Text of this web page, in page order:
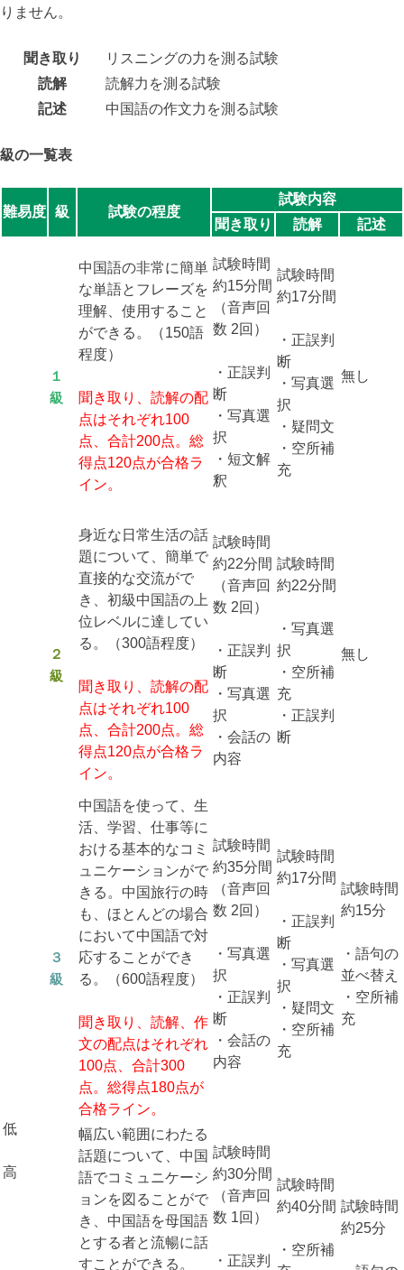
りません。
聞き取り
リスニングの力を測る試験
読解
読解力を測る試験
記述
中国語の作文力を測る試験
級の一覧表
難易度 級 試験の程度
試験内容
聞き取り
読解 記述
低
高
１
級
中国語の非常に簡単
な単語とフレーズを
理解、使用すること
ができる。（150語
程度）
聞き取り、読解の配
点はそれぞれ100
点、合計200点。総
得点120点が合格ラ
イン。
試験時間
約15分間
（音声回
数 2回）
・正誤判
断
・写真選
択
・短文解
釈
試験時間
約17分間
・正誤判
断
・写真選
択
・疑問文
・空所補
充
無し
２
級
身近な日常生活の話
題について、簡単で
直接的な交流がで
き、初級中国語の上
位レベルに達してい
る。（300語程度）
聞き取り、読解の配
点はそれぞれ100
点、合計200点。総
得点120点が合格ラ
イン。
試験時間
約22分間
（音声回
数 2回）
・正誤判
断
・写真選
択
・会話の
内容
試験時間
約22分間
・写真選
択
・空所補
充
・正誤判
断
無し
３
級
中国語を使って、生
活、学習、仕事等に
おける基本的なコミ
ュニケーションがで
きる。中国旅行の時
も、ほとんどの場合
において中国語で対
応することができ
る。（600語程度）
聞き取り、読解、作
文の配点はそれぞれ
100点、合計300
点。総得点180点が
合格ライン。
試験時間
約35分間
（音声回
数 2回）
・写真選
択
・正誤判
断
・会話の
内容
試験時間
約17分間
・正誤判
断
・写真選
択
・疑問文
・空所補
充
試験時間
約15分
・語句の
並べ替え
・空所補
充
幅広い範囲にわたる
話題について、中国
語でコミュニケーシ
ョンを図ることがで
き、中国語を母国語
とする者と流暢に話
すことができる。
試験時間
約30分間
（音声回
数 1回）
・正誤判
試験時間
約40分間
・空所補
試験時間
約25分